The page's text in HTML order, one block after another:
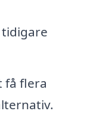
få flera